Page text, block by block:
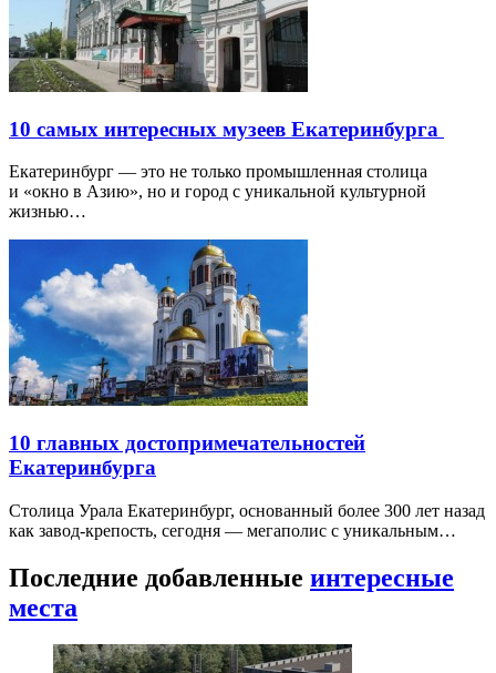
10 самых интересных музеев Екатеринбурга
Екатеринбург — это не только промышленная столица
и «окно в Азию», но и город с уникальной культурной
жизнью…
10 главных достопримечательностей
Екатеринбурга
Столица Урала Екатеринбург, основанный более 300 лет назад
как завод-крепость, сегодня — мегаполис с уникальным…
Последние добавленные интересные
места